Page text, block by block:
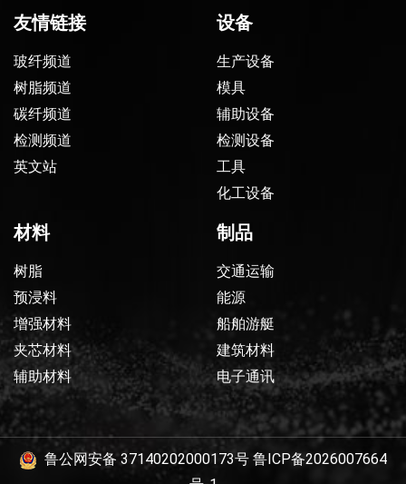
友情链接
玻纤频道
树脂频道
碳纤频道
检测频道
英文站
设备
生产设备
模具
辅助设备
检测设备
工具
化工设备
材料
树脂
预浸料
增强材料
夹芯材料
辅助材料
制品
交通运输
能源
船舶游艇
建筑材料
电子通讯
鲁公网安备 37140202000173号 鲁ICP备2026007664